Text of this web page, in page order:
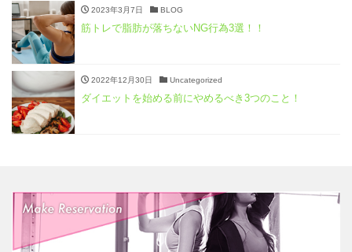
2023年3月7日 BLOG
筋トレで脂肪が落ちないNG行為3選！！
2022年12月30日 Uncategorized
ダイエットを始める前にやめるべき3つのこと！